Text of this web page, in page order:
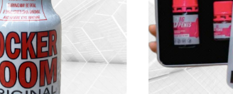
loại nitrate alkyl, giúp người dùng có
thử và người đã quen thuộc với sản
chất lượng lâu dài.